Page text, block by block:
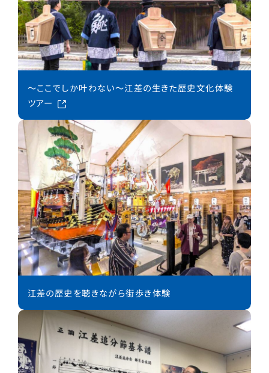
～ここでしか叶わない～江差の生きた歴史文化体験
ツアー
江差の歴史を聴きながら街歩き体験